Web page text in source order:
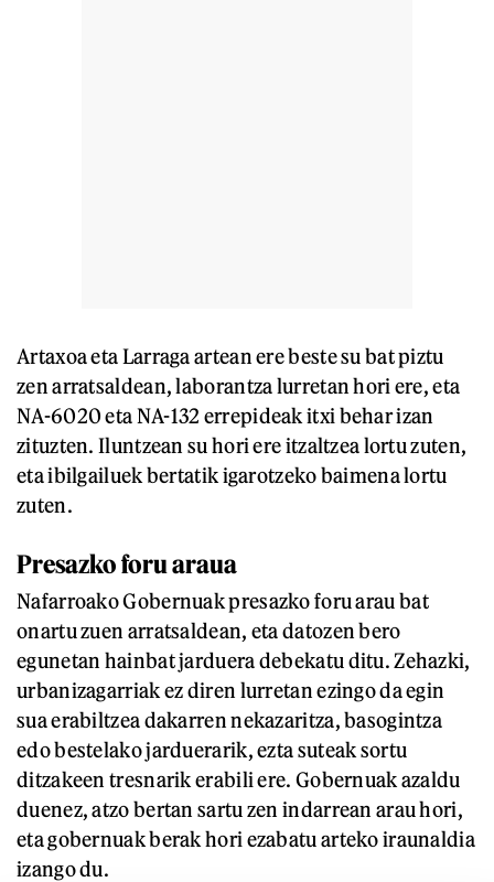
Artaxoa eta Larraga artean ere beste su bat piztu
zen arratsaldean, laborantza lurretan hori ere, eta
NA-6020 eta NA-132 errepideak itxi behar izan
zituzten. Iluntzean su hori ere itzaltzea lortu zuten,
eta ibilgailuek bertatik igarotzeko baimena lortu
zuten.
Presazko foru araua
Nafarroako Gobernuak presazko foru arau bat
onartu zuen arratsaldean, eta datozen bero
egunetan hainbat jarduera debekatu ditu. Zehazki,
urbanizagarriak ez diren lurretan ezingo da egin
sua erabiltzea dakarren nekazaritza, basogintza
edo bestelako jarduerarik, ezta suteak sortu
ditzakeen tresnarik erabili ere. Gobernuak azaldu
duenez, atzo bertan sartu zen indarrean arau hori,
eta gobernuak berak hori ezabatu arteko iraunaldia
izango du.